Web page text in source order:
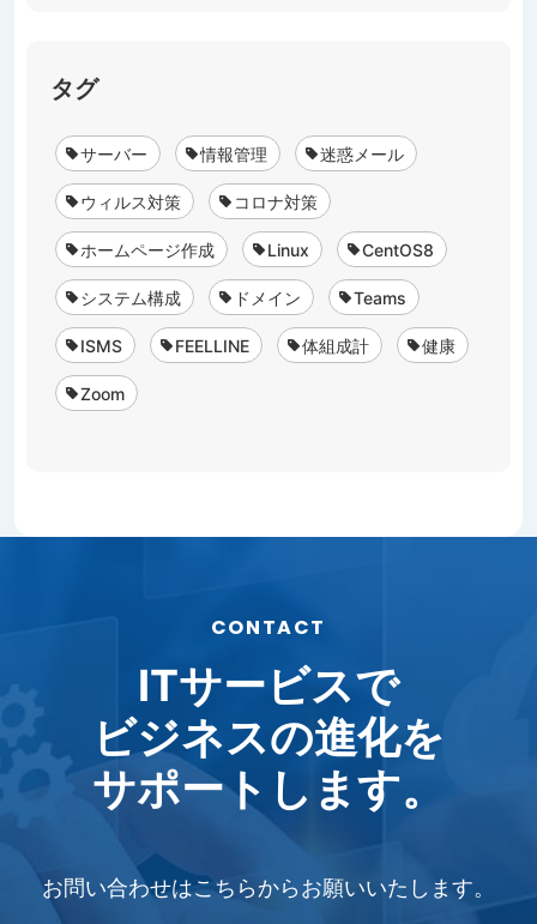
タグ
サーバー 情報管理 迷惑メール
ウィルス対策 コロナ対策
ホームページ作成 Linux CentOS8
システム構成 ドメイン Teams
ISMS FEELLINE 体組成計 健康
Zoom
CONTACT
ITサービスで
ビジネスの進化を
サポートします。
お問い合わせはこちらからお願いいたします。